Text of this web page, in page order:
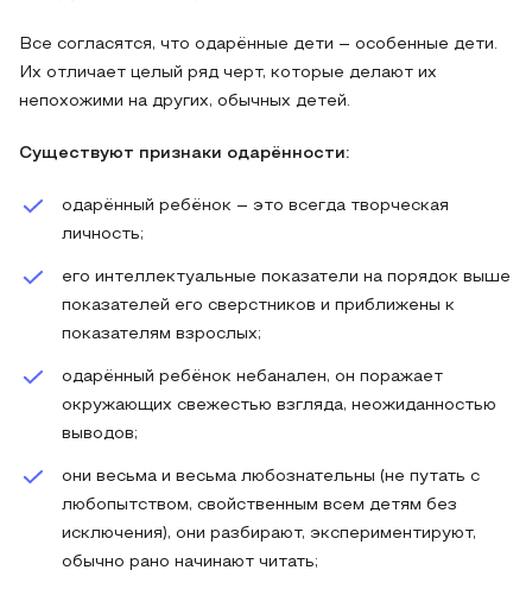
Все согласятся, что одарённые дети – особенные дети.
Их отличает целый ряд черт, которые делают их
непохожими на других, обычных детей.
Существуют признаки одарённости:
одарённый ребёнок – это всегда творческая
личность;
его интеллектуальные показатели на порядок выше
показателей его сверстников и приближены к
показателям взрослых;
одарённый ребёнок небанален, он поражает
окружающих свежестью взгляда, неожиданностью
выводов;
они весьма и весьма любознательны (не путать с
любопытством, свойственным всем детям без
исключения), они разбирают, экспериментируют,
обычно рано начинают читать;